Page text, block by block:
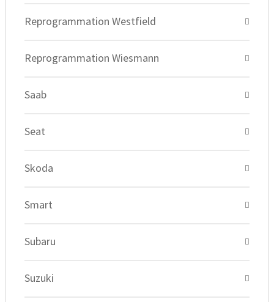
Reprogrammation Westfield
Reprogrammation Wiesmann
Saab
Seat
Skoda
Smart
Subaru
Suzuki